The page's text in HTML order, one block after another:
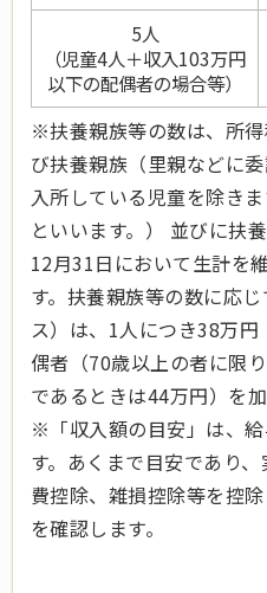
5人
（児童4人＋収入103万円
以下の配偶者の場合等）
※扶養親族等の数は、所
び扶養親族（里親などに
入所している児童を除き
といいます。） 並びに扶
12月31日において生計を
す。扶養親族等の数に応
ス）は、1人につき38万
偶者（70歳以上の者に限
であるときは44万円）を
※「収入額の目安」は、
す。あくまで目安であり
費控除、雑損控除等を控
を確認します。